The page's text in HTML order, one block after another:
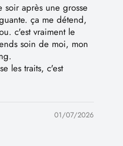
soir après une grosse
ça me détend,
c'est vraiment le
soin de moi, mon
les traits, c'est
01/07/2026